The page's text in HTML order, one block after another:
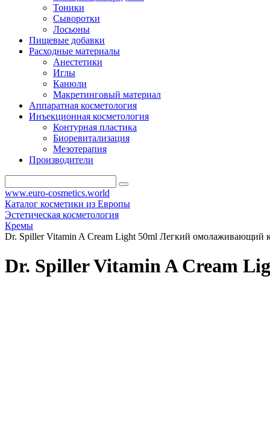
Тоники
Сыворотки
Лосьоны
Пищевые добавки
Расходные материалы
Анестетики
Иглы
Канюли
Макретинговый материал
Аппаратная косметология
Инъекционная косметология
Контурная пластика
Биоревитализация
Мезотерапия
Производители
www.euro-cosmetics.world
Каталог косметики из Европы
Эстетическая косметология
Кремы
Dr. Spiller Vitamin A Cream Light 50ml Легкий омолаживающий
Dr. Spiller Vitamin A Cream